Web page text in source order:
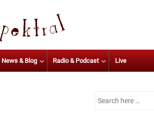
News & Blog Radio & Podcast Live
Search